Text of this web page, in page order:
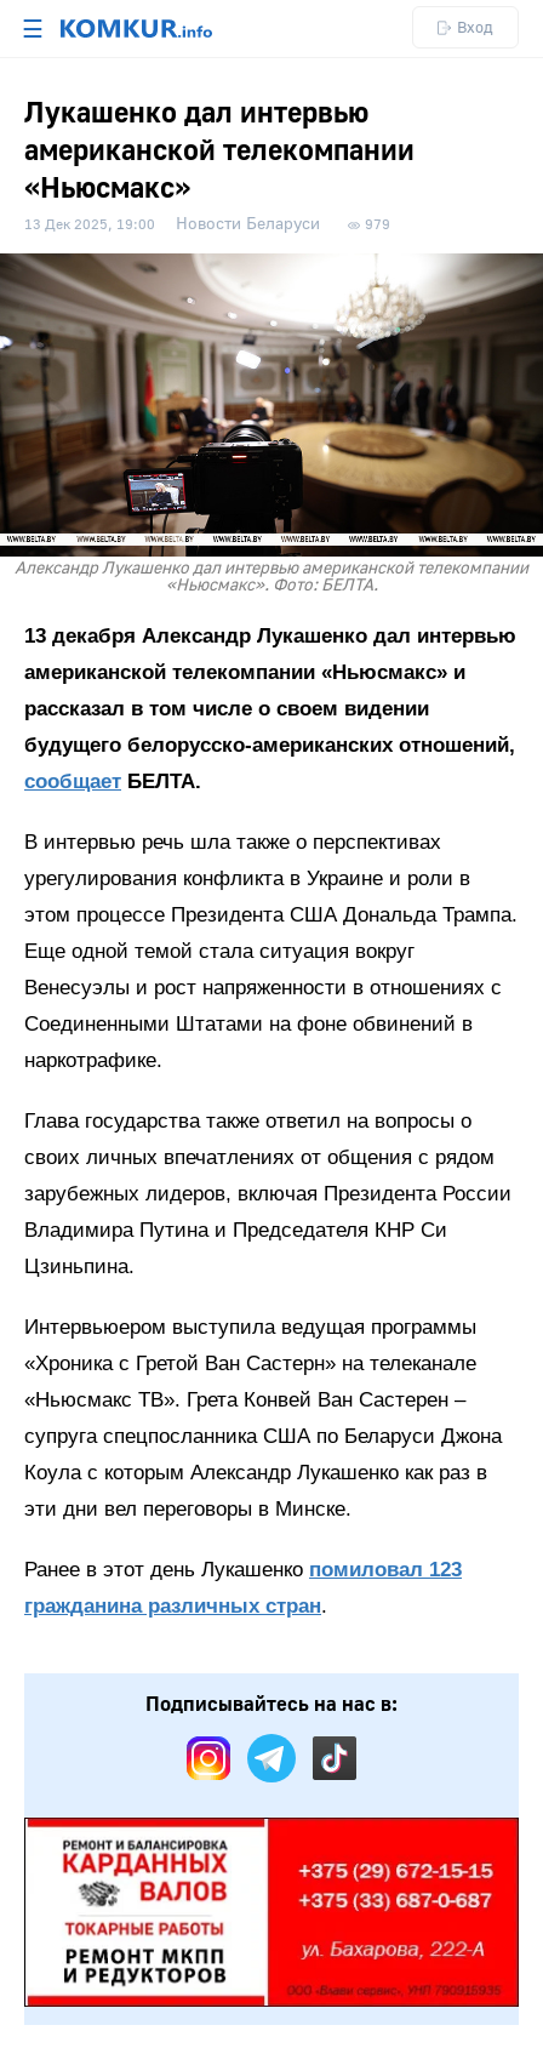
☰ Вход
Лукашенко дал интервью
американской телекомпании
«Ньюсмакс»
13 Дек 2025, 19:00 Новости Беларуси 979
Александр Лукашенко дал интервью американской телекомпании
«Ньюсмакс». Фото: БЕЛТА.
13 декабря Александр Лукашенко дал интервью
американской телекомпании «Ньюсмакс» и
рассказал в том числе о своем видении
будущего белорусско-американских отношений,
сообщает БЕЛТА.
В интервью речь шла также о перспективах
урегулирования конфликта в Украине и роли в
этом процессе Президента США Дональда Трампа.
Еще одной темой стала ситуация вокруг
Венесуэлы и рост напряженности в отношениях с
Соединенными Штатами на фоне обвинений в
наркотрафике.
Глава государства также ответил на вопросы о
своих личных впечатлениях от общения с рядом
зарубежных лидеров, включая Президента России
Владимира Путина и Председателя КНР Си
Цзиньпина.
Интервьюером выступила ведущая программы
«Хроника с Гретой Ван Састерн» на телеканале
«Ньюсмакс ТВ». Грета Конвей Ван Састерен –
супруга спецпосланника США по Беларуси Джона
Коула с которым Александр Лукашенко как раз в
эти дни вел переговоры в Минске.
Ранее в этот день Лукашенко помиловал 123
гражданина различных стран.
Подписывайтесь на нас в: